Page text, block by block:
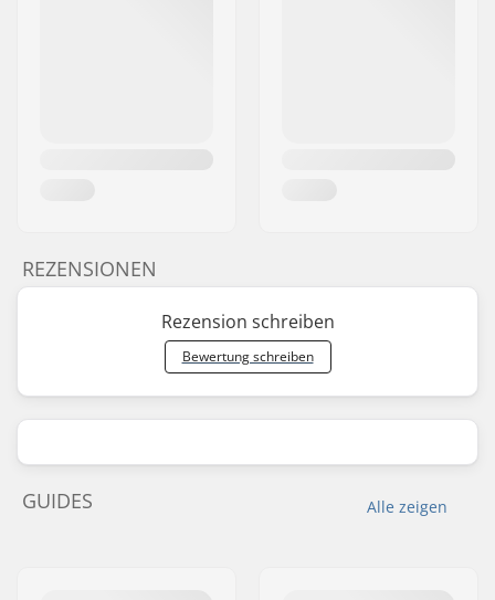
REZENSIONEN
Rezension schreiben
Bewertung schreiben
Alle zeigen
GUIDES